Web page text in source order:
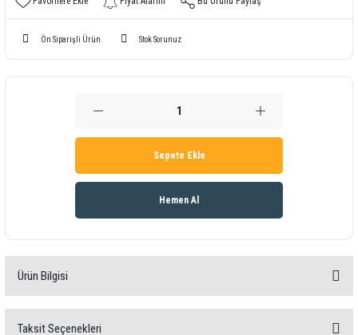
Ön Siparişli Ürün Stok Sorunuz
Sepete Ekle
Hemen Al
Ürün Bilgisi
Taksit Seçenekleri